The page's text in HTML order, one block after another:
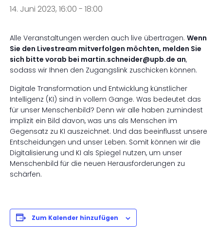
14. Juni 2023, 16:00 - 18:00
Alle Veranstaltungen werden auch live übertragen. Wenn
Sie den Livestream mitverfolgen möchten, melden Sie
sich bitte vorab bei martin.schneider@upb.de an,
sodass wir Ihnen den Zugangslink zuschicken können.
Digitale Transformation und Entwicklung künstlicher
Intelligenz (KI) sind in vollem Gange. Was bedeutet das
für unser Menschenbild? Denn wir alle haben zumindest
implizit ein Bild davon, was uns als Menschen im
Gegensatz zu KI auszeichnet. Und das beeinflusst unsere
Entscheidungen und unser Leben. Somit können wir die
Digitalisierung und KI als Spiegel nutzen, um unser
Menschenbild für die neuen Herausforderungen zu
schärfen.
Zum Kalender hinzufügen